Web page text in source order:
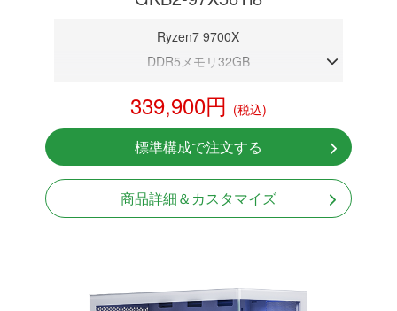
Ryzen7 9700X
DDR5メモリ32GB
NVMeSSD 1TB
無線LAN Bluetooth対応
Windows11 Home 64bit
LCDスクリーン搭載
339,900円 (税込)
標準構成で注文する
商品詳細＆カスタマイズ